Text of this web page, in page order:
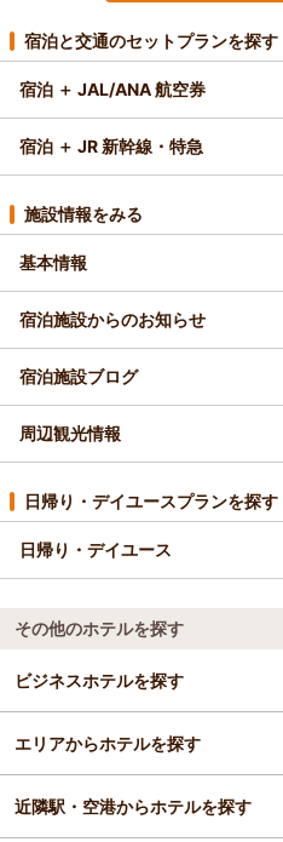
宿泊と交通のセットプランを探す
宿泊 ＋ JAL/ANA 航空券
宿泊 ＋ JR 新幹線・特急
施設情報をみる
基本情報
宿泊施設からのお知らせ
宿泊施設ブログ
周辺観光情報
日帰り・デイユースプランを探す
日帰り・デイユース
その他のホテルを探す
ビジネスホテルを探す
兵庫県
尼崎・宝塚・三田・篠山
エリアからホテルを探す
兵庫県
近隣駅・空港からホテルを探す